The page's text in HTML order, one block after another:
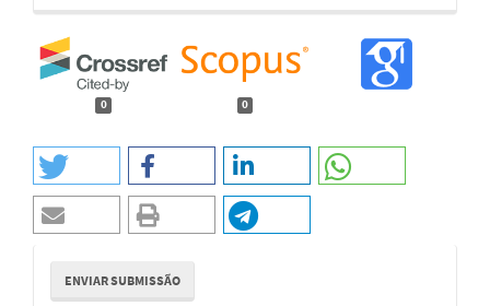
0 0
Enviar
Submissão
ENVIAR SUBMISSÃO